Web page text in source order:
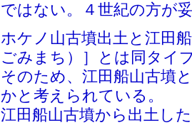
ではない。４世紀の方が
ホケノ山古墳出土と江田
ごみまち）］とは同タイ
そのため、江田船山古墳
かと考えられている。
江田船山古墳から出土し